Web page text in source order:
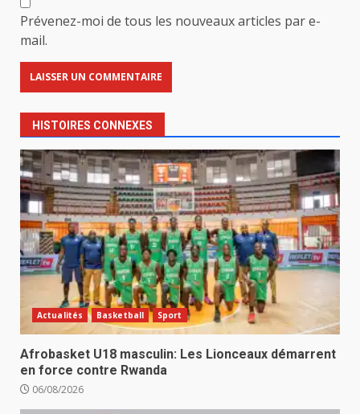
Prévenez-moi de tous les nouveaux articles par e-
mail.
HISTOIRES CONNEXES
Actualités Basketball Sport
Afrobasket U18 masculin: Les Lionceaux démarrent
en force contre Rwanda
06/08/2026